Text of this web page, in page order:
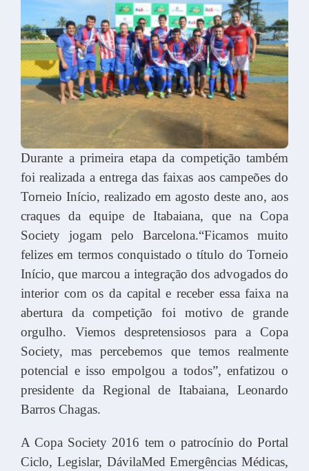
Durante a primeira etapa da competição também
foi realizada a entrega das faixas aos campeões do
Torneio Início, realizado em agosto deste ano, aos
craques da equipe de Itabaiana, que na Copa
Society jogam pelo Barcelona.“Ficamos muito
felizes em termos conquistado o título do Torneio
Início, que marcou a integração dos advogados do
interior com os da capital e receber essa faixa na
abertura da competição foi motivo de grande
orgulho. Viemos despretensiosos para a Copa
Society, mas percebemos que temos realmente
potencial e isso empolgou a todos”, enfatizou o
presidente da Regional de Itabaiana, Leonardo
Barros Chagas.
A Copa Society 2016 tem o patrocínio do Portal
Ciclo, Legislar, DávilaMed Emergências Médicas,